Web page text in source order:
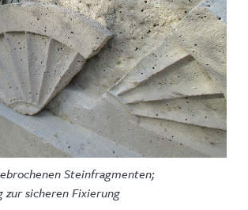
Steinfragmenten;
zur sicheren Fixierung